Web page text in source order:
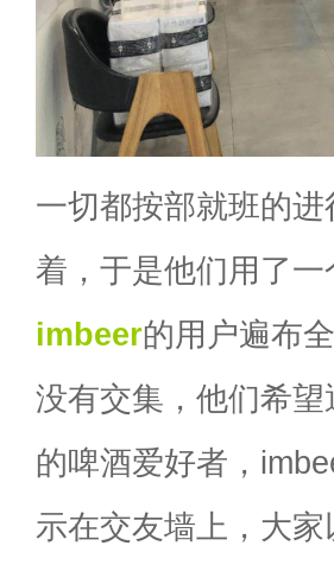
一切都按部就班的
着，于是他们用了
imbeer的用户遍布
没有交集，他们希
的啤酒爱好者，
示在交友墙上，大